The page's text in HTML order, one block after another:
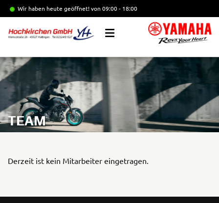
Wir haben heute geöffnet!von 09:00 - 18:00
TEAM
Derzeit ist kein Mitarbeiter eingetragen.